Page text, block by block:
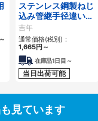
～
ステンレス鋼製ねじ
込み管継手径違いチ
ーズ
吉年
通常価格(税別)：
1,665円 ～
在庫品1日目～
当日出荷可能
見ています